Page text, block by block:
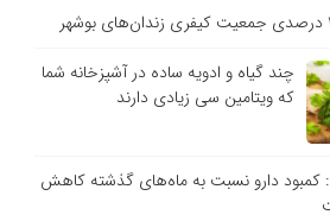
چند گیاه و ادویه ساده در آشپزخانه شما
که ویتامین سی زیادی دارند
کمبود دارو نسبت به ماه‌های گذشته کاهش